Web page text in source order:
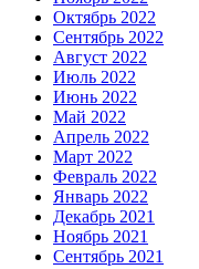
Октябрь 2022
Сентябрь 2022
Август 2022
Июль 2022
Июнь 2022
Май 2022
Апрель 2022
Март 2022
Февраль 2022
Январь 2022
Декабрь 2021
Ноябрь 2021
Сентябрь 2021